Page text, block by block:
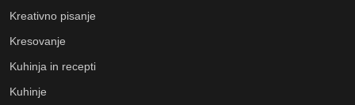
Kreativno pisanje
Kresovanje
Kuhinja in recepti
Kuhinje